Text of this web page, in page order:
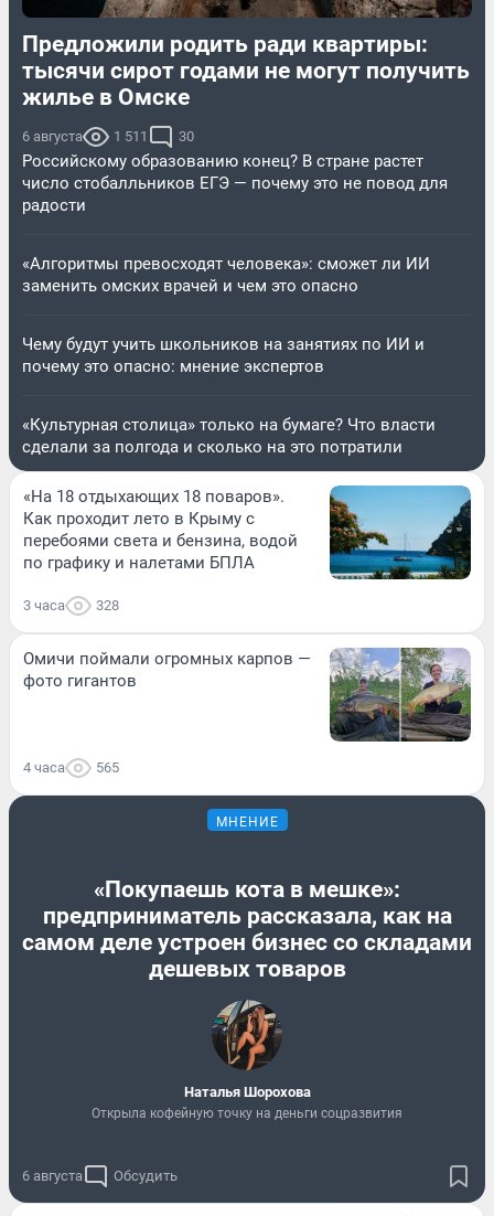
Предложили родить ради квартиры:
тысячи сирот годами не могут получить
жилье в Омске
6 августа 1 511 30
Российскому образованию конец? В стране растет
число стобалльников ЕГЭ — почему это не повод для
радости
«Алгоритмы превосходят человека»: сможет ли ИИ
заменить омских врачей и чем это опасно
Чему будут учить школьников на занятиях по ИИ и
почему это опасно: мнение экспертов
«Культурная столица» только на бумаге? Что власти
сделали за полгода и сколько на это потратили
«На 18 отдыхающих 18 поваров».
Как проходит лето в Крыму с
перебоями света и бензина, водой
по графику и налетами БПЛА
3 часа 328
Омичи поймали огромных карпов —
фото гигантов
4 часа 565
МНЕНИЕ
«Покупаешь кота в мешке»:
предприниматель рассказала, как на
самом деле устроен бизнес со складами
дешевых товаров
Наталья Шорохова
Открыла кофейную точку на деньги соцразвития
6 августа Обсудить